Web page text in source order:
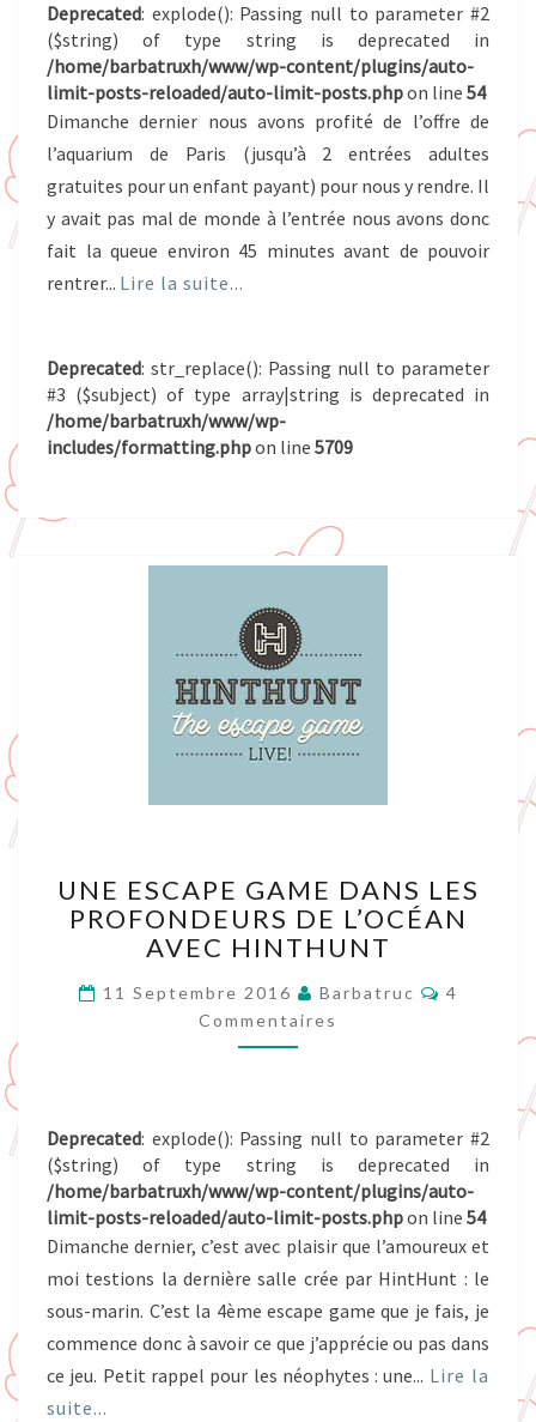
Deprecated: explode(): Passing null to parameter #2
($string) of type string is deprecated in
/home/barbatruxh/www/wp-content/plugins/auto-
limit-posts-reloaded/auto-limit-posts.phpon line 54
Dimanche dernier nous avons profité de l’offre de
l’aquarium de Paris (jusqu’à 2 entrées adultes
gratuites pour un enfant payant) pour nous y rendre. Il
y avait pas mal de monde à l’entrée nous avons donc
fait la queue environ 45 minutes avant de pouvoir
rentrer... Lire la suite...
Deprecated: str_replace(): Passing null to parameter
#3 ($subject) of type array|string is deprecated in
/home/barbatruxh/www/wp-
includes/formatting.phpon line 5709
ESCAPE
GAME
DANS
PROFONDEURS
DE
L’OCÉAN
UNE ESCAPE GAME DANS LES
PROFONDEURS DE L’OCÉAN
AVEC HINTHUNT
11 Septembre 2016 Barbatruc
4
Commentaires
Deprecated: explode(): Passing null to parameter #2
($string) of type string is deprecated in
/home/barbatruxh/www/wp-content/plugins/auto-
limit-posts-reloaded/auto-limit-posts.phpon line 54
Dimanche dernier, c’est avec plaisir que l’amoureux et
moi testions la dernière salle crée par HintHunt : le
sous-marin. C’est la 4ème escape game que je fais, je
commence donc à savoir ce que j’apprécie ou pas dans
ce jeu. Petit rappel pour les néophytes : une... Lire la
suite...